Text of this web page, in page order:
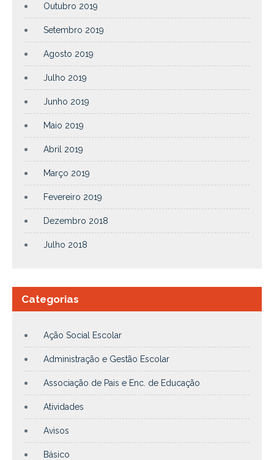
Outubro 2019
Setembro 2019
Agosto 2019
Julho 2019
Junho 2019
Maio 2019
Abril 2019
Março 2019
Fevereiro 2019
Dezembro 2018
Julho 2018
Categorias
Ação Social Escolar
Administração e Gestão Escolar
Associação de Pais e Enc. de Educação
Atividades
Avisos
Básico